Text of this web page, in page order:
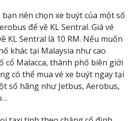
nên chọn xe buýt của một số
để về KL Sentral. Giá vé
KL Sentral là 10 RM. Nếu muốn
khác tại Malaysia như cao
cổ Malacca, thành phố biên giới
có thể mua vé xe buýt ngay tại
số hãng như Jetbus, Aerobus,